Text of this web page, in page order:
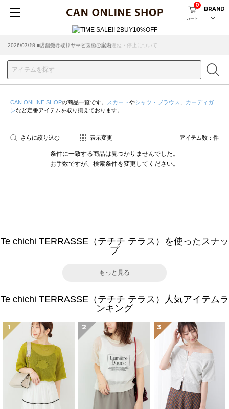
カート
0
BRAND
2026/07/29 ■【お知らせ】ヤマト運輸の配送遅延・停止について
2026/03/18 ■店舗受け取りサービスのご案内
CAN ONLINE SHOPの商品一覧です。 スカート やシャツ・ブラウス
カーディガ
ンなど定番アイテムを取り揃えております。
さらに絞り込む 表示変更 アイテム数： 件
条件に一致する商品は見つかりませんでした。
お手数ですが、検索条件を変更してください。
Te chichi TERRASSE（テチチ テラス）を使ったスナッ
プ
もっと見る
Te chichi TERRASSE（テチチ テラス）人気アイテムラ
ンキング
1 2 3